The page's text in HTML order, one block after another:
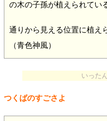
の木の子孫が植えられてい
通りから見える位置に植え
（青色神風）
いった
つくばのすごさよ